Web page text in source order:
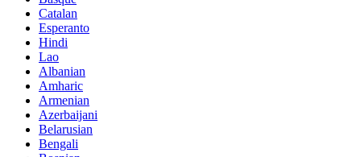
Catalan
Esperanto
Hindi
Lao
Albanian
Amharic
Armenian
Azerbaijani
Belarusian
Bengali